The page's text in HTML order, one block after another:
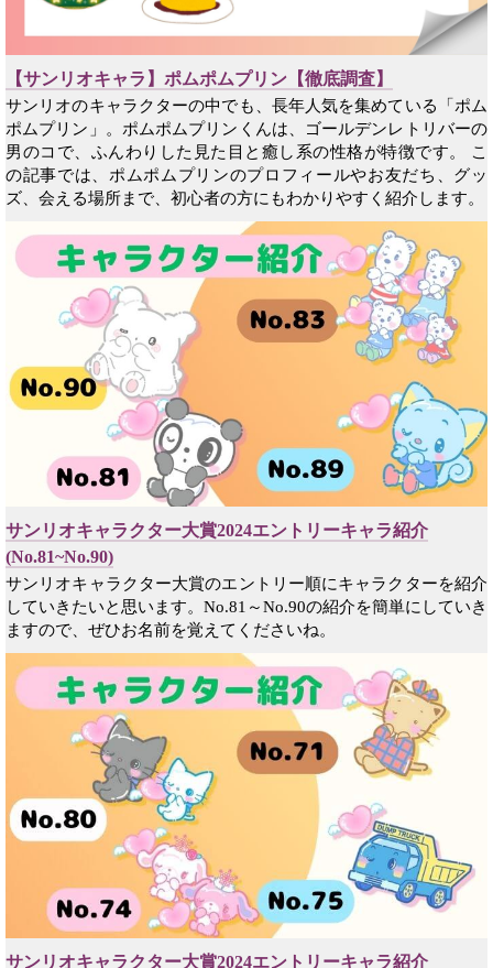
【サンリオキャラ】ポムポムプリン【徹底調査】
サンリオのキャラクターの中でも、長年人気を集めている「ポム
ポムプリン」。ポムポムプリンくんは、ゴールデンレトリバーの
男のコで、ふんわりした見た目と癒し系の性格が特徴です。 こ
の記事では、ポムポムプリンのプロフィールやお友だち、グッ
ズ、会える場所まで、初心者の方にもわかりやすく紹介します。
サンリオキャラクター大賞2024エントリーキャラ紹介
(No.81~No.90)
サンリオキャラクター大賞のエントリー順にキャラクターを紹介
していきたいと思います。No.81～No.90の紹介を簡単にしていき
ますので、ぜひお名前を覚えてくださいね。
サンリオキャラクター大賞2024エントリーキャラ紹介